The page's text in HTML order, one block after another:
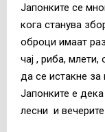
Јапонките се
кога станува
оброци имаат
чај , риба,
да се истакне за
Јапонките е
лесни и вечерите